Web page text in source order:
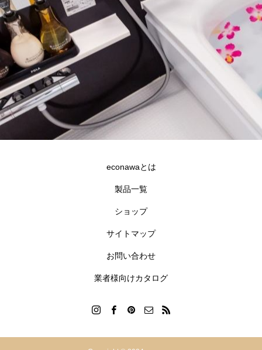
沖縄県宜野湾市伊佐2-7-12 GNビル3F
098-890-0177
info@econawa.com
econawaとは
製品一覧
ショップ
サイトマップ
お問い合わせ
業者様向けカタログ